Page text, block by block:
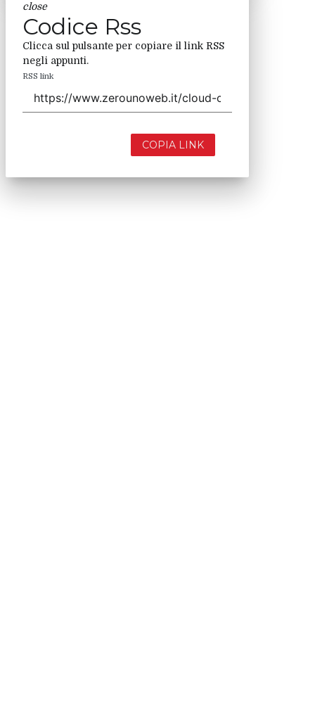
close
Codice Rss
Clicca sul pulsante per copiare il link RSS
negli appunti.
RSS link
COPIA LINK